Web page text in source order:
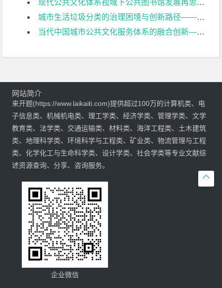
现代公共文化体系视域下公共图书馆发展再思考——以南京图书馆为例开题报告
城市生活垃圾分类的治理困境与创新路径——以南京市为例开题报告
当代中国城市公共文化服务体系的融合创新——基于空间、弹性、制度三要素的研究开题报告

网站简介
来开题(https://www.laikaiti.com)提供超过100万的计算机类、电
子信息类、机械机电类、理工学类、经济学类、管理学类、文学
教育类、法学类、交通运输类、材料类、海洋工程类、土木建筑
类、地理科学类、环境科学与工程类、矿业类、物流管理与工程
类、化学化工与生命科学类、设计学类、社会学类等专业文献综
述资源查询、分享、咨询服务。
企业微信